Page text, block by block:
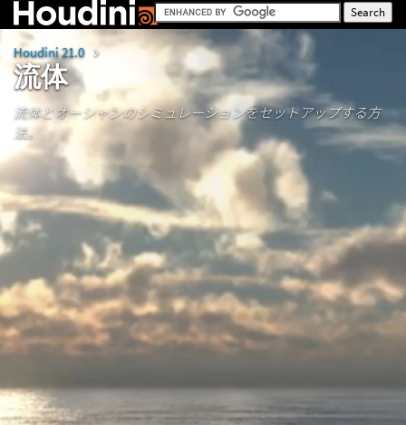
Houdini 21.0
流体
流体とオーシャンのシミュレーションをセットアップする方
法。